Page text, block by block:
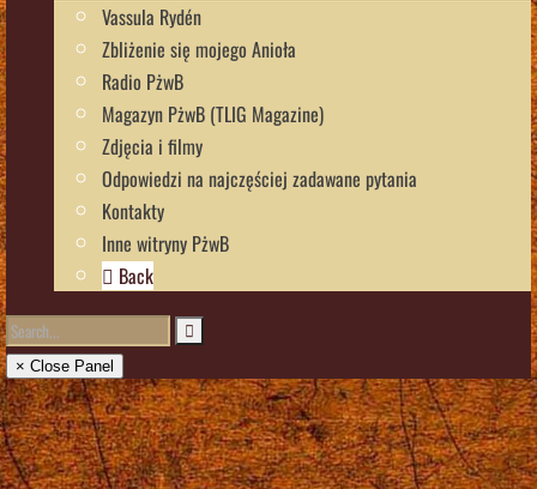
Vassula Rydén
Zbliżenie się mojego Anioła
Radio PżwB
Magazyn PżwB (TLIG Magazine)
Zdjęcia i filmy
Odpowiedzi na najczęściej zadawane pytania
Kontakty
Inne witryny PżwB
Back
× Close Panel